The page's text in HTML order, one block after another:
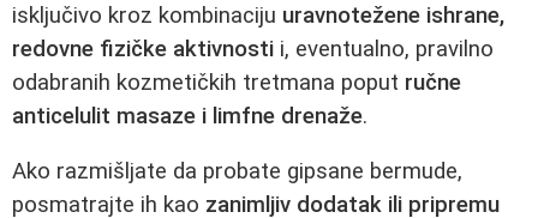
isključivo kroz kombinaciju uravnotežene ishrane,
redovne fizičke aktivnosti i, eventualno, pravilno
odabranih kozmetičkih tretmana poput ručne
anticelulit masaze i limfne drenaže.
Ako razmišljate da probate gipsane bermude,
posmatrajte ih kao zanimljiv dodatak ili pripremu